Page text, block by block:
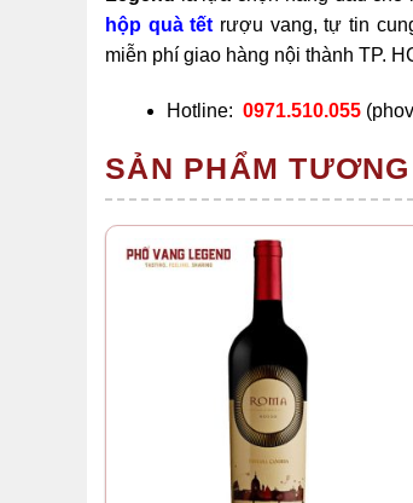
hộp quà tết rượu vang, tự tin
miễn phí giao hàng nội thành TP.
Hotline: 0971.510.055
SẢN PHẨM